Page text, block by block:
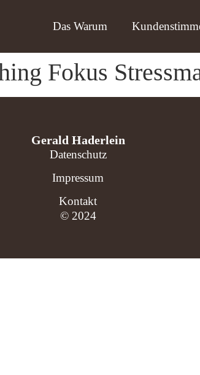
Das Warum
Fokus
Gerald Haderlein
Datenschutz
Impressum
Kontakt
© 2024